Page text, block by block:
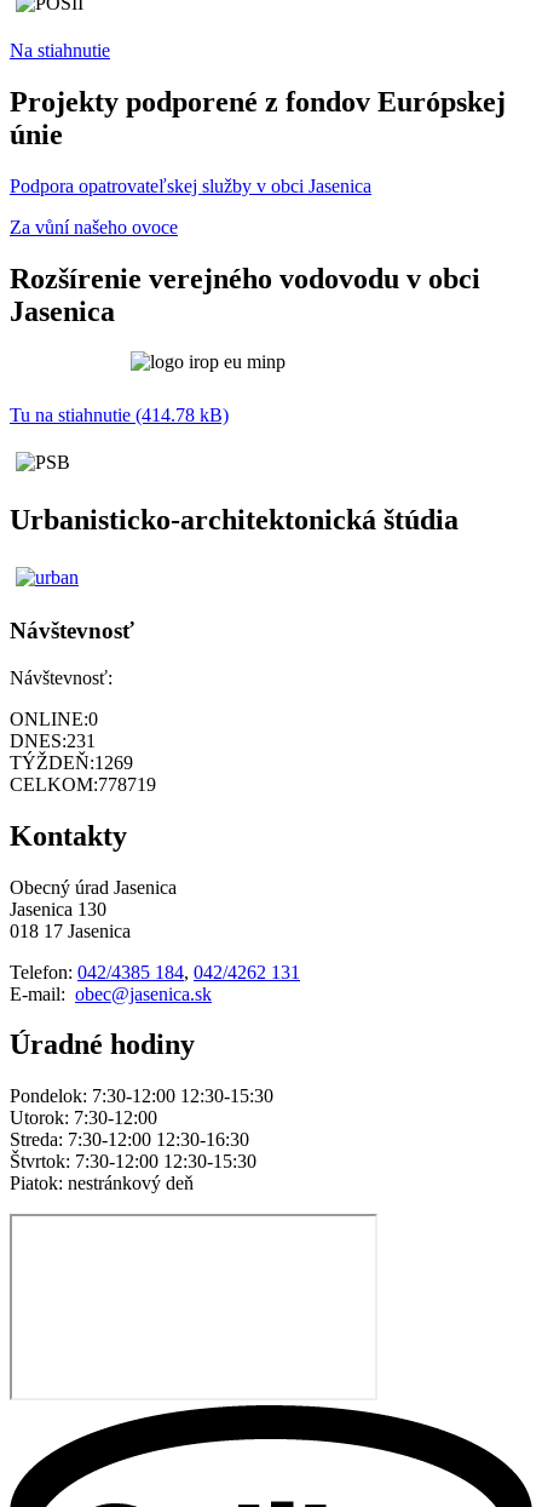
Na stiahnutie
Projekty podporené z fondov Európskej
únie
Podpora opatrovateľskej služby v obci Jasenica
Za vůní našeho ovoce
Rozšírenie verejného vodovodu v obci
Jasenica
Tu na stiahnutie (414.78 kB)
Urbanisticko-architektonická štúdia
Návštevnosť
Návštevnosť:
ONLINE:0
DNES:231
TÝŽDEŇ:1269
CELKOM:778719
Kontakty
Obecný úrad Jasenica
Jasenica 130
018 17 Jasenica
Telefon: 042/4385 184, 042/4262 131
E-mail: obec@jasenica.sk
Úradné hodiny
Pondelok: 7:30-12:00 12:30-15:30
Utorok: 7:30-12:00
Streda: 7:30-12:00 12:30-16:30
Štvrtok: 7:30-12:00 12:30-15:30
Piatok: nestránkový deň